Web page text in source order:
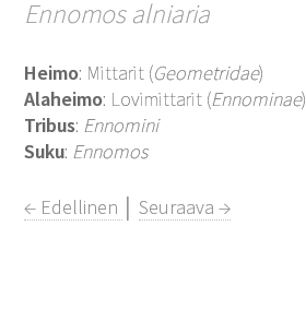
Ennomos alniaria
Heimo: Mittarit (Geometridae)
Alaheimo: Lovimittarit (Ennominae)
Tribus: Ennomini
Suku: Ennomos
← Edellinen │Seuraava →